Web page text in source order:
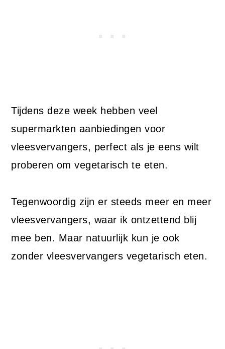
Tijdens deze week hebben veel
supermarkten aanbiedingen voor
vleesvervangers, perfect als je eens wilt
proberen om vegetarisch te eten.
Tegenwoordig zijn er steeds meer en meer
vleesvervangers, waar ik ontzettend blij
mee ben. Maar natuurlijk kun je ook
zonder vleesvervangers vegetarisch eten.